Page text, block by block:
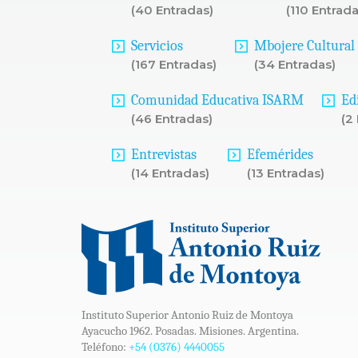
(40 Entradas) (110
Servicios
(167 Entradas)
Mbojere Cultural
(34 Entradas)
Comunidad Educativa ISARM
(46 Entradas) (2
Entrevistas
(14 Entradas)
Efemérides
(13 Entradas)
Instituto Superior Antonio Ruiz de Montoya
Ayacucho 1962. Posadas. Misiones. Argentina.
Teléfono: +54 (0376) 4440055